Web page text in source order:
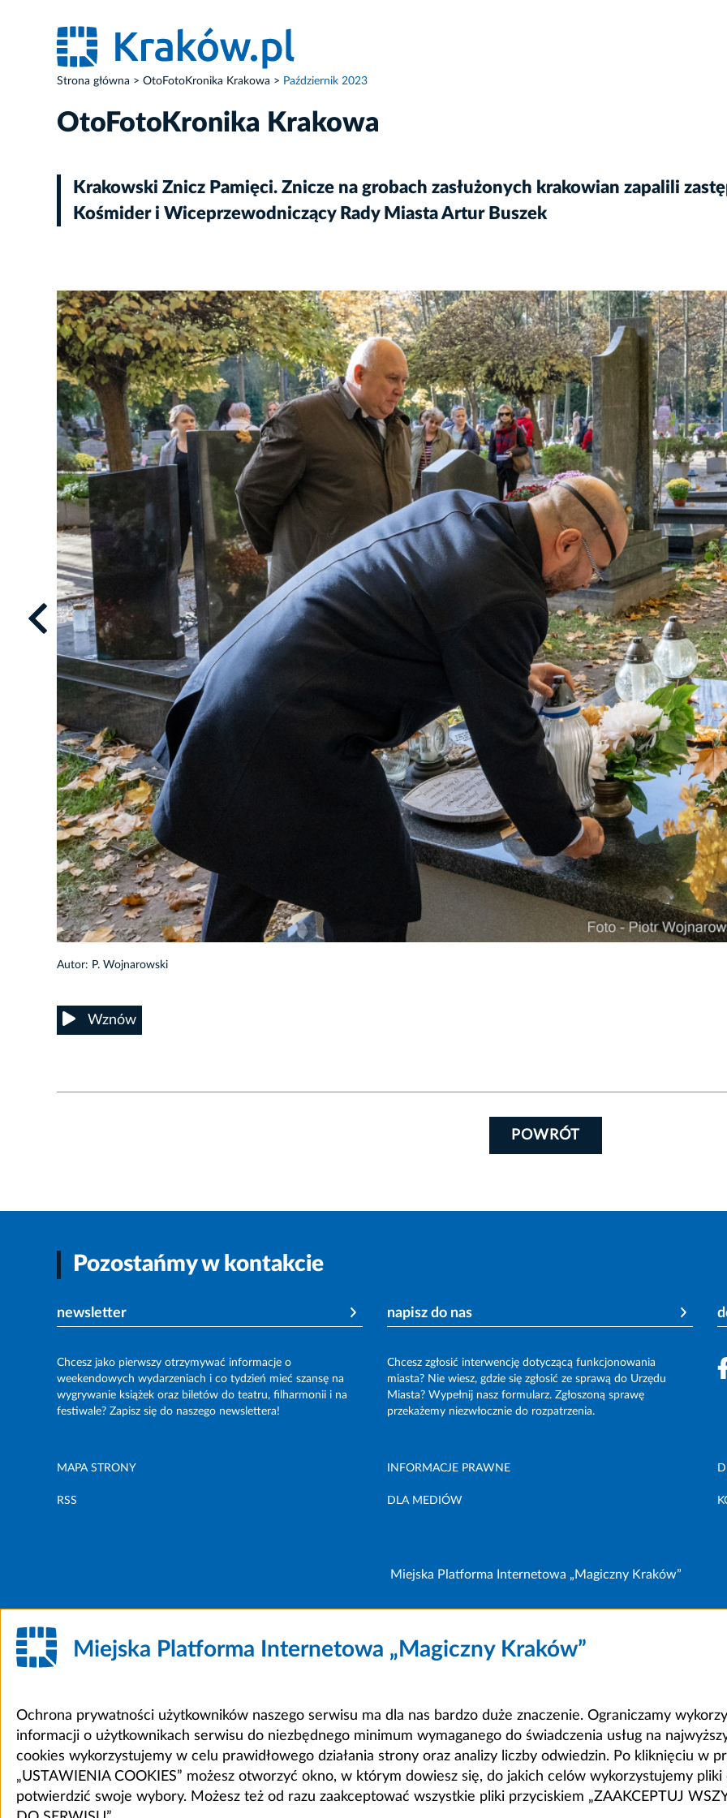
Strona główna OtoFotoKronika Krakowa Październik 2023
OtoFotoKronika Krakowa
Krakowski Znicz Pamięci. Znicze na grobach zasłużonych krakowian zapalili
Kośmider i Wiceprzewodniczący Rady Miasta Artur Buszek
Autor: P. Wojnarowski
Wznów
POWRÓT
Pozostańmy w kontakcie
newsletter
Chcesz jako pierwszy otrzymywać informacje o
weekendowych wydarzeniach i co tydzień mieć szansę na
wygrywanie książek oraz biletów do teatru, filharmonii i na
festiwale? Zapisz się do naszego newslettera!
napisz do nas
Chcesz zgłosić interwencję dotyczącą funkcjonowania
miasta? Nie wiesz, gdzie się zgłosić ze sprawą do Urzędu
Miasta? Wypełnij nasz formularz. Zgłoszoną sprawę
przekażemy niezwłocznie do rozpatrzenia.
MAPA STRONY INFORMACJE PRAWNE
RSS DLA MEDIÓW
Miejska Platforma Internetowa „Magiczny Kraków”
Miejska Platforma Internetowa „Magiczny Kraków”
Ochrona prywatności użytkowników naszego serwisu ma dla nas bardzo duże znaczenie. Ograniczamy
informacji o użytkownikach serwisu do niezbędnego minimum wymaganego do świadczenia usług na
cookies wykorzystujemy w celu prawidłowego działania strony oraz analizy liczby odwiedzin. Po kliknięciu w
„USTAWIENIA COOKIES” możesz otworzyć okno, w którym dowiesz się, do jakich celów wykorzystujemy pliki
potwierdzić swoje wybory. Możesz też od razu zaakceptować wszystkie pliki przyciskiem „ZAAKCEPTUJ